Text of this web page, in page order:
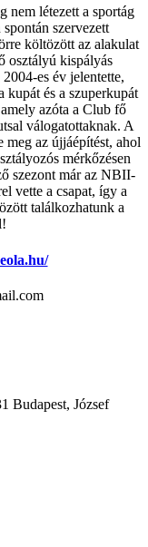
nem létezett a sportág
szervezett
költözött az alakulat
osztályú kispályás
es év jelentette,
kupát és a szuperkupát
azóta a Club fő
válogatottaknak. A
meg az újjáépítést, ahol
mérkőzésen
szezont már az NBII-
vette a csapat, így a
találkozhatunk a
Budapest, József